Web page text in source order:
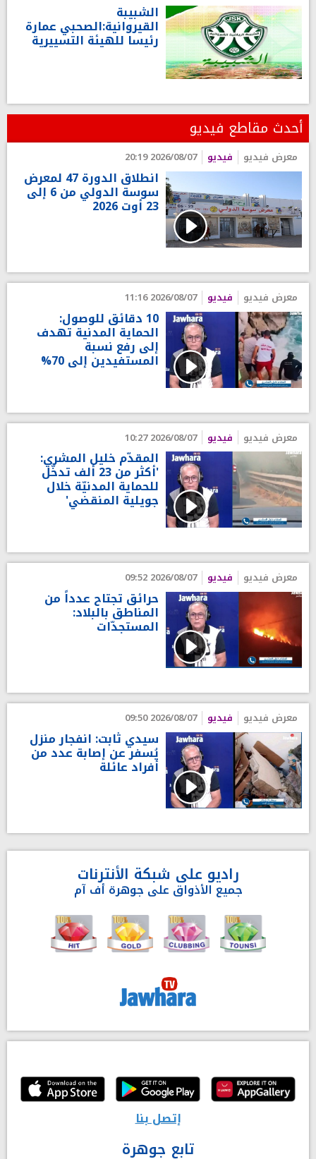
الشبيبة
القيروانية:الصحبي عمارة
رئيسا للهيئة التسييرية
أحدث مقاطع فيديو
معرض فيديو فيديو 2026/08/07 20:19
انطلاق الدورة 47 لمعرض
سوسة الدولي من 6 إلى
23 أوت 2026
معرض فيديو فيديو 2026/08/07 11:16
10 دقائق للوصول:
الحماية المدنية تهدف
إلى رفع نسبة
المستفيدين إلى 70%
معرض فيديو فيديو 2026/08/07 10:27
المقدّم خليل المشري:
'أكثر من 23 ألف تدخّل
للحماية المدنيّة خلال
جويلية المنقضي'
معرض فيديو فيديو 2026/08/07 09:52
حرائق تجتاح عدداً من
المناطق بالبلاد:
المستجدّات
معرض فيديو فيديو 2026/08/07 09:50
سيدي ثابت: انفجار منزل
يُسفر عن إصابة عدد من
أفراد عائلة
راديو على شبكة الأنترنات
جميع الأذواق على جوهرة أف آم
إتصل بنا
تابع جوهرة